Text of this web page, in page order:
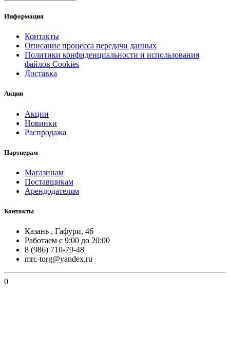
Информация
Контакты
Описание процесса передачи данных
Политики конфиденциальности и использования
файлов Cookies
Доставка
Акции
Акции
Новинки
Распродажа
Партнерам
Магазинам
Поставщикам
Арендодателям
Контакты
Казань , Гафури, 46
Работаем с 9:00 до 20:00
8 (986) 710-79-48
mrc-torg@yandex.ru
0